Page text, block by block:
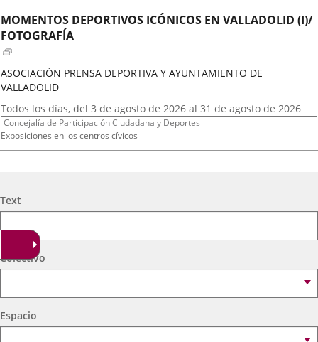
externa.externa.
MOMENTOS DEPORTIVOS ICÓNICOS EN VALLADOLID (I)/
FOTOGRAFÍA
ASOCIACIÓN PRENSA DEPORTIVA Y AYUNTAMIENTO DE
VALLADOLID
Fechas
del
evento
Todos los días, del 3 de agosto de 2026 al 31 de agosto de 2026
Organizador
de
Concejalía de Participación Ciudadana y Deportes
Programa
Exposiciones en los centros cívicos
Centro Cívico Científico José Antonio Valverde
16 septiembre
Organizador
actividad
Concejalía de Participación Ciudadana y Deportes
Programa
Muestras de Teatro Vecinal, Cultura Tradicional y Actividades Culturales y de
Ocio Infantil 2026
A. DE MEXICANOS EN CYL(Ballet Folklorico BFB)
Search
Text
Colectivo
Espacio